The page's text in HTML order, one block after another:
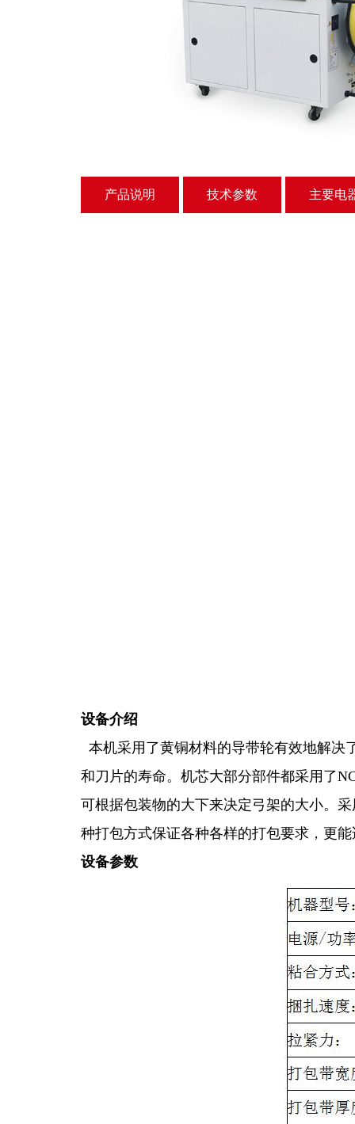
产品说明 技术参数 主要电
设备介绍
本机采用了黄铜材料的导带轮有效地解决
和刀片的寿命。机芯大部分部件都采用了
可根据包装物的大下来决定弓架的大小。
种打包方式保证各种各样的打包要求，更
设备参数